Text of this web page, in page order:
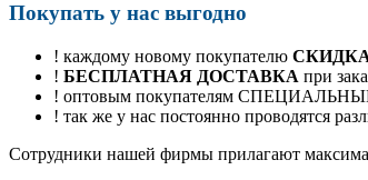
Покупать у нас выгодно
! каждому новому покупателю СКИДКА
! БЕСПЛАТНАЯ ДОСТАВКА при
! оптовым покупателям СПЕЦИАЛЬНЫЕ
! так же у нас постоянно проводятся
Cотрудники нашей фирмы прилагают